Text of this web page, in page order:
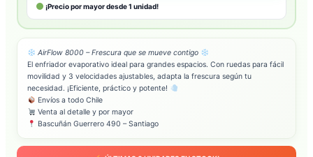
¡Precio por mayor desde 1 unidad!
AirFlow 8000 – Frescura que se mueve contigo
El enfriador evaporativo ideal para grandes espacios. Con ruedas para fácil
movilidad y 3 velocidades ajustables, adapta la frescura según tu
necesidad. ¡Eficiente, práctico y potente!
Envíos a todo Chile
Venta al detalle y por mayor
Bascuñán Guerrero 490 – Santiago